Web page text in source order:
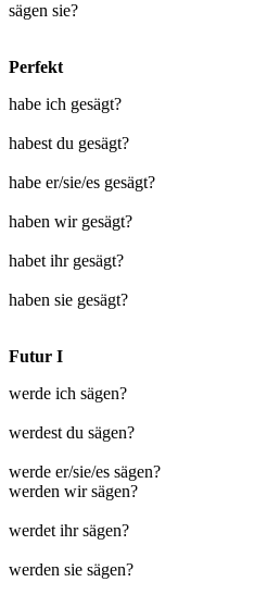
sägen sie?
Perfekt
habe ich gesägt?
habest du gesägt?
habe er/sie/es gesägt?
haben wir gesägt?
habet ihr gesägt?
haben sie gesägt?
Futur I
werde ich sägen?
werdest du sägen?
werde er/sie/es sägen?
werden wir sägen?
werdet ihr sägen?
werden sie sägen?